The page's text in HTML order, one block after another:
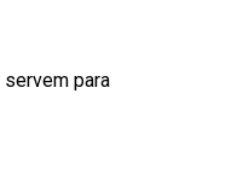
para